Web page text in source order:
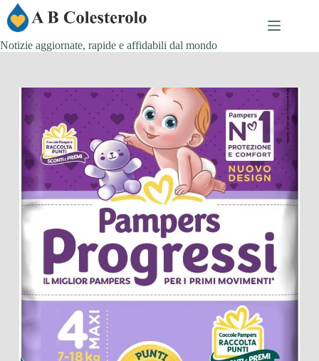
Salta
al
contenuto
Notizie aggiornate, rapide e affidabili dal mondo